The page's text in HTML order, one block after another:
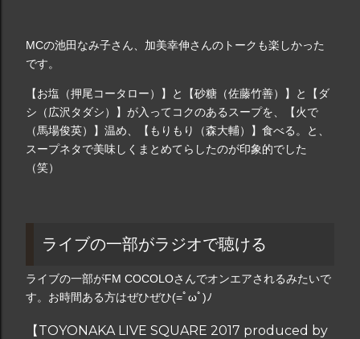
MCの池田なみ子さん、加美幸伸さんのトークも楽しかった
です。
【お塩（押尾コータロー）】と【砂糖（佐藤竹善）】と【ダ
シ（広沢タダシ）】が入ってコクのあるスープを、【火で
（馬場俊英）】温め、【もりもり（森大輔）】食べる。と、
スープネタで美味しくまとめてらしたのが印象的でした
（笑）
ライブの一部がラジオで聴ける
ライブの一部がFM COCOLOさんでオンエアされるみたいで
す。お時間ある方はぜひぜひ(=ﾟωﾟ)ﾉ
【TOYONAKA LIVE SQUARE 2017 produced by